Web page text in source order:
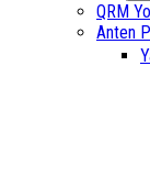
QRM
Anten